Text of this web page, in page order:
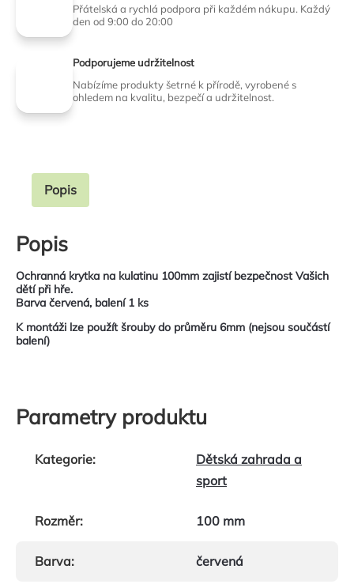
Přátelská a rychlá podpora při každém nákupu. Každý
den od 9:00 do 20:00
Podporujeme udržitelnost
Nabízíme produkty šetrné k přírodě, vyrobené s
ohledem na kvalitu, bezpečí a udržitelnost.
Popis
Popis
Ochranná krytka na kulatinu 100mm zajistí bezpečnost Vašich
dětí při hře.
Barva červená, balení 1 ks
K montáži lze použít šrouby do průměru 6mm (nejsou součástí
balení)
Parametry produktu
Kategorie:
Dětská zahrada a
sport
Rozměr: 100 mm
Barva: červená